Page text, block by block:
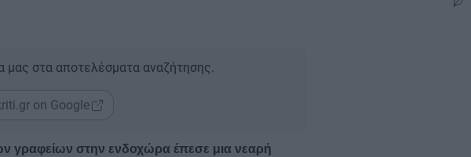
μας στα αποτελέσματα αναζήτησης.
on Google
γραφείων στην ενδοχώρα έπεσε μια νεαρή